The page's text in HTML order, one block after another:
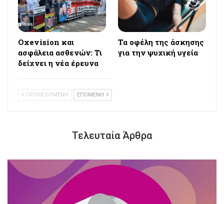
Oxevision και
ασφάλεια ασθενών: Τι
δείχνει η νέα έρευνα
Τα οφέλη της άσκησης
για την ψυχική υγεία
ΠΡΟΗΓΟΥΜΕΝΗ ΕΠΟΜΕΝΗ
Τελευταία Άρθρα